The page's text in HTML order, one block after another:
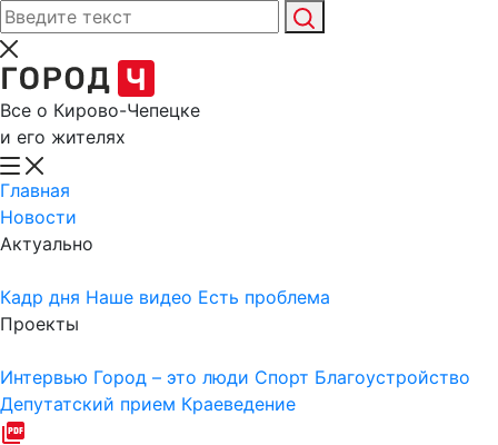
Все о Кирово-Чепецке
и его жителях
Главная
Новости
Актуально
Кадр дня Наше видео Есть проблема
Проекты
Интервью Город – это люди Спорт Благоустройство
Депутатский прием Краеведение